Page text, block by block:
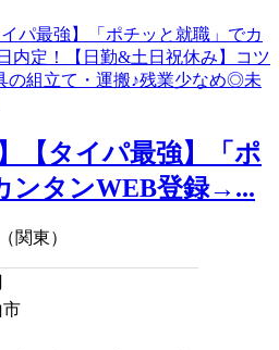
】【タイパ最強】「ポ
ンタンWEB登録→...
関東）
市